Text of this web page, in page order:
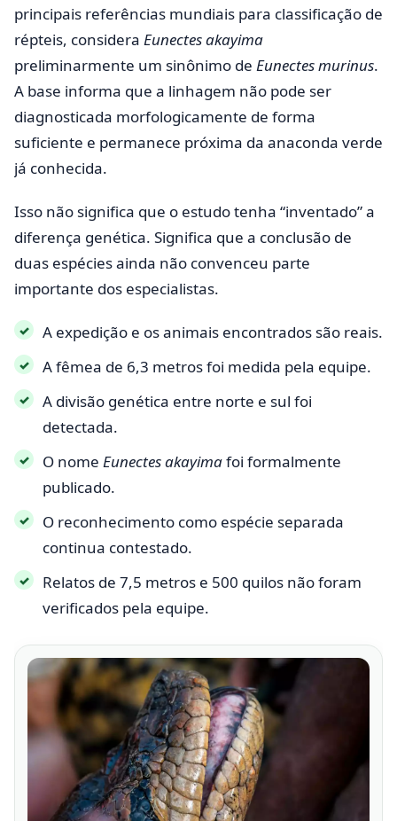
principais referências mundiais para classificação de
répteis, considera Eunectes akayima
preliminarmente um sinônimo de Eunectes murinus.
A base informa que a linhagem não pode ser
diagnosticada morfologicamente de forma
suficiente e permanece próxima da anaconda verde
já conhecida.
Isso não significa que o estudo tenha “inventado” a
diferença genética. Significa que a conclusão de
duas espécies ainda não convenceu parte
importante dos especialistas.
A expedição e os animais encontrados são reais.
A fêmea de 6,3 metros foi medida pela equipe.
A divisão genética entre norte e sul foi
detectada.
O nome Eunectes akayimafoi formalmente
publicado.
O reconhecimento como espécie separada
continua contestado.
Relatos de 7,5 metros e 500 quilos não foram
verificados pela equipe.